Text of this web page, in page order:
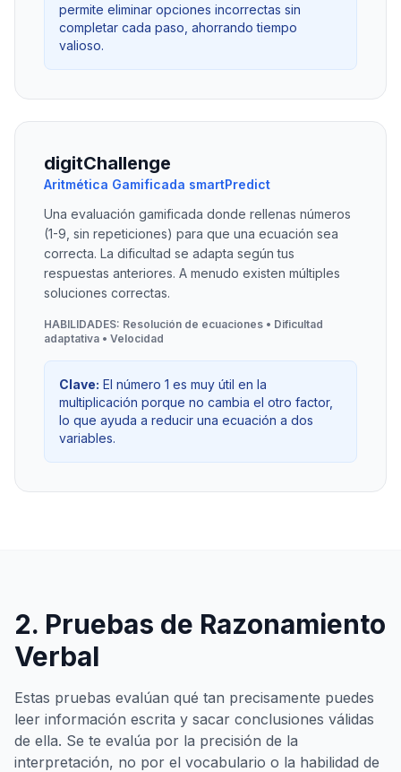
permite eliminar opciones incorrectas sin
completar cada paso, ahorrando tiempo
valioso.
digitChallenge
Aritmética Gamificada smartPredict
Una evaluación gamificada donde rellenas números
(1-9, sin repeticiones) para que una ecuación sea
correcta. La dificultad se adapta según tus
respuestas anteriores. A menudo existen múltiples
soluciones correctas.
HABILIDADES: Resolución de ecuaciones • Dificultad
adaptativa • Velocidad
Clave: El número 1 es muy útil en la
multiplicación porque no cambia el otro factor,
lo que ayuda a reducir una ecuación a dos
variables.
2. Pruebas de Razonamiento
Verbal
Estas pruebas evalúan qué tan precisamente puedes
leer información escrita y sacar conclusiones válidas
de ella. Se te evalúa por la precisión de la
interpretación, no por el vocabulario o la habilidad de